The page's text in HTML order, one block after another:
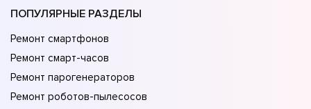
ПОПУЛЯРНЫЕ РАЗДЕЛЫ
Ремонт смартфонов
Ремонт смарт-часов
Ремонт парогенераторов
Ремонт роботов-пылесосов